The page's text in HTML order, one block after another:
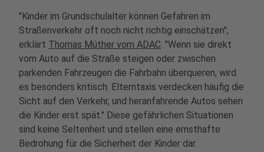
"Kinder im Grundschulalter können Gefahren im
Straßenverkehr oft noch nicht richtig einschätzen",
erklärt Thomas Müther vom ADAC. "Wenn sie direkt
vom Auto auf die Straße steigen oder zwischen
parkenden Fahrzeugen die Fahrbahn überqueren, wird
es besonders kritisch. Elterntaxis verdecken häufig die
Sicht auf den Verkehr, und heranfahrende Autos sehen
die Kinder erst spät." Diese gefährlichen Situationen
sind keine Seltenheit und stellen eine ernsthafte
Bedrohung für die Sicherheit der Kinder dar.